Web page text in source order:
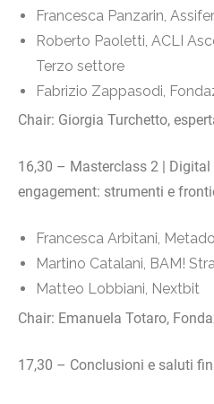
Francesca Panzarin,
Roberto Paoletti, ACLI
Terzo settore
Fabrizio Zappasodi,
Chair: Giorgia Turchetto,
16,30 – Masterclass 2 |
engagement: strumenti e
Francesca Arbitani,
Martino Catalani, BAM!
Matteo Lobbiani, Nextbit
Chair: Emanuela Totaro,
17,30 – Conclusioni e saluti